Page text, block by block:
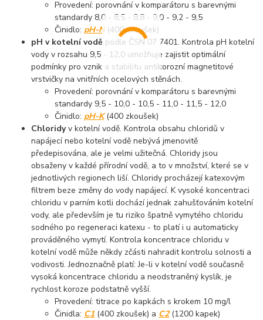
Provedení: porovnání v komparátoru s barevnými
standardy 8,0 - 8,5 - 8,8 - 9,0 - 9,2 - 9,5
Činidlo:pH-N (400 zkoušek)
pH v kotelní vodě podle ČSN 07 7401. Kontrola pH kotelní
vody v rozsahu 9,5 - 12,0 umožňuje zajistit optimální
podmínky pro vznik a stabilitu antikorozní magnetitové
vrstvičky na vnitřních ocelových stěnách.
Provedení: porovnání v komparátoru s barevnými
standardy 9,5 - 10,0 - 10,5 - 11,0 - 11,5 - 12,0
Činidlo:pH-K (400 zkoušek)
Chloridyv kotelní vodě. Kontrola obsahu chloridů v
napájecí nebo kotelní vodě nebývá jmenovitě
předepisována, ale je velmi užitečná. Chloridy jsou
obsaženy v každé přírodní vodě, a to v množství, které se v
jednotlivých regionech liší. Chloridy procházejí katexovým
filtrem beze změny do vody napájecí. K vysoké koncentraci
chloridu v parním kotli dochází jednak zahušťováním kotelní
vody, ale především je tu riziko špatně vymytého chloridu
sodného po regeneraci katexu - to platí i u automaticky
prováděného vymytí. Kontrola koncentrace chloridu v
kotelní vodě může někdy zčásti nahradit kontrolu solnosti a
vodivosti. Jednoznačně platí: Je-li v kotelní vodě současně
vysoká koncentrace chloridu a neodstraněný kyslík, je
rychlost koroze podstatně vyšší.
Provedení: titrace po kapkách s krokem 10 mg/l
Činidla: C1 (400 zkoušek) a C2 (1200 kapek)